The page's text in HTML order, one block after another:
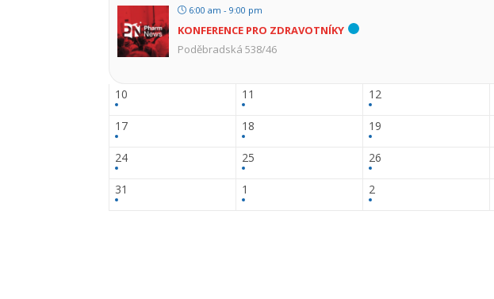
6:00 am - 9:00 pm
KONFERENCE PRO ZDRAVOTNÍKY
Poděbradská 538/46
10 11 12
17 18 19
24 25 26
31 1 2